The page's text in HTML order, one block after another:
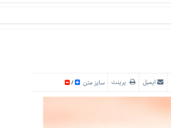
ایمیل پرینت سایز متن /